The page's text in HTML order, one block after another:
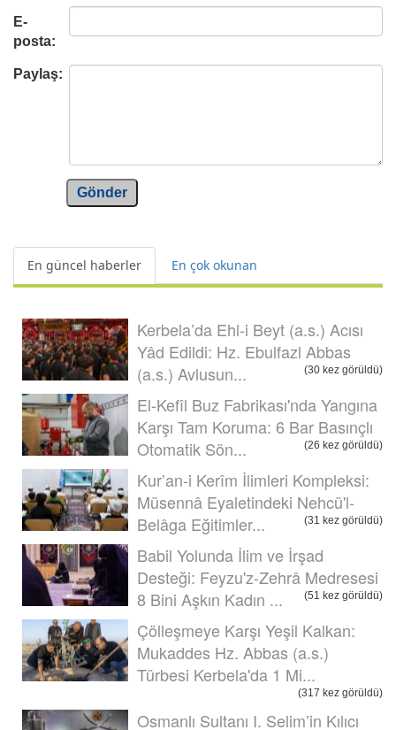
E-
posta:
Paylaş:
Gönder
En güncel haberler En çok okunan
Kerbela’da Ehl-i Beyt (a.s.) Acısı
Yâd Edildi: Hz. Ebulfazl Abbas
(a.s.) Avlusun...
(30 kez görüldü)
El-Kefîl Buz Fabrikası'nda Yangına
Karşı Tam Koruma: 6 Bar Basınçlı
Otomatik Sön...
(26 kez görüldü)
Kur’an-i Kerîm İlimleri Kompleksi:
Müsennâ Eyaletindeki Nehcü'l-
Belâga Eğitimler...
(31 kez görüldü)
Babil Yolunda İlim ve İrşad
Desteği: Feyzu'z-Zehrâ Medresesi
8 Bini Aşkın Kadın ...
(51 kez görüldü)
Çölleşmeye Karşı Yeşil Kalkan:
Mukaddes Hz. Abbas (a.s.)
Türbesi Kerbela'da 1 Mi...
(317 kez görüldü)
Osmanlı Sultanı I. Selim’in Kılıcı